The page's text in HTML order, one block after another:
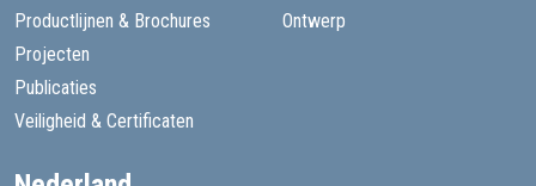
Productlijnen & Brochures
Projecten
Publicaties
Veiligheid & Certificaten
Ontwerp